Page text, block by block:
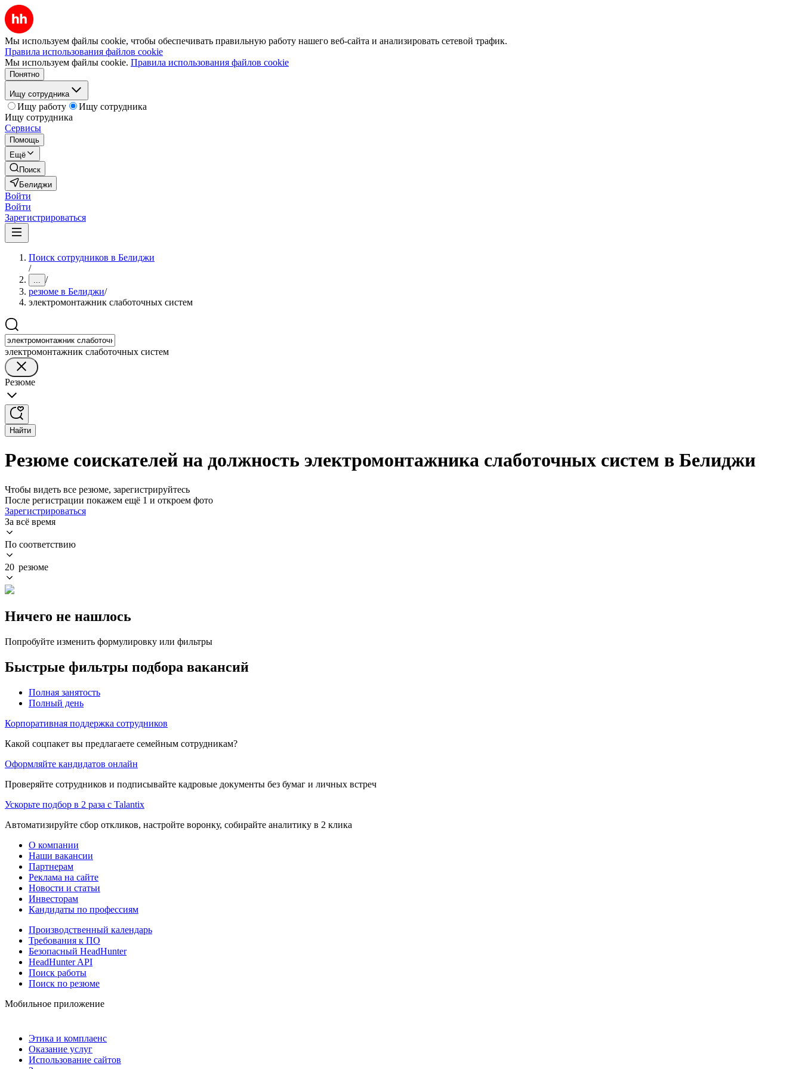
Мы используем файлы cookie, чтобы обеспечивать правильную работу нашего веб-сайта и анализировать сетевой трафик.
Правила использования файлов cookie
Мы используем файлы cookie. Правила использования файлов cookie
Понятно
Ищу сотрудника
Ищу работу
Ищу сотрудника
Ищу сотрудника
Сервисы
Помощь
Ещё
Поиск
Белиджи
Войти
Войти
Зарегистрироваться
Поиск сотрудников в Белиджи
/
... /
резюме в Белиджи/
электромонтажник слаботочных систем
электромонтажник слаботочных систем
Резюме
Найти
Резюме соискателей на должность электромонтажника слаботочных систем в Белиджи
Чтобы видеть все резюме, зарегистрируйтесь
После регистрации покажем ещё 1 и откроем фото
Зарегистрироваться
За всё время
По соответствию
20 резюме
Ничего не нашлось
Попробуйте изменить формулировку или фильтры
Быстрые фильтры подбора вакансий
Полная занятость
Полный день
Корпоративная поддержка сотрудников
Какой соцпакет вы предлагаете семейным сотрудникам?
Оформляйте кандидатов онлайн
Проверяйте сотрудников и подписывайте кадровые документы без бумаг и личных встреч
Ускорьте подбор в 2 раза с Talantix
Автоматизируйте сбор откликов, настройте воронку, собирайте аналитику в 2 клика
О компании
Наши вакансии
Партнерам
Реклама на сайте
Новости и статьи
Инвесторам
Кандидаты по профессиям
Производственный календарь
Требования к ПО
Безопасный HeadHunter
HeadHunter API
Поиск работы
Поиск по резюме
Мобильное приложение
Этика и комплаенс
Оказание услуг
Использование сайтов